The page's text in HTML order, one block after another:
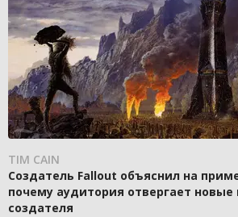
TIM CAIN
Создатель Fallout объяснил на
почему аудитория отвергает
создателя